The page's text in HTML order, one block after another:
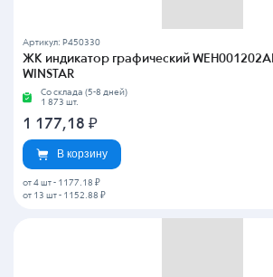
Артикул: P450330
ЖК индикатор графический
WINSTAR
Со склада (5-8 дней)
1 873 шт.
1 177,18 ₽
В корзину
от 4 шт - 1177.18 ₽
от 13 шт - 1152.88 ₽